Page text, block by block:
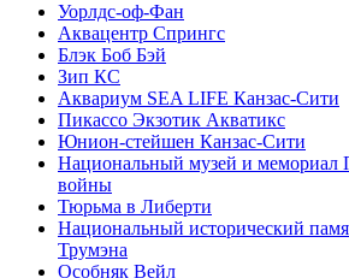
Уорлдс-оф-Фан
Аквацентр Спрингс
Блэк Боб Бэй
Зип КС
Аквариум SEA LIFE Канзас-Сити
Пикассо Экзотик Акватикс
Юнион-стейшен Канзас-Сити
Национальный музей и мемориал
войны
Тюрьма в Либерти
Национальный исторический
Трумэна
Особняк Вейл